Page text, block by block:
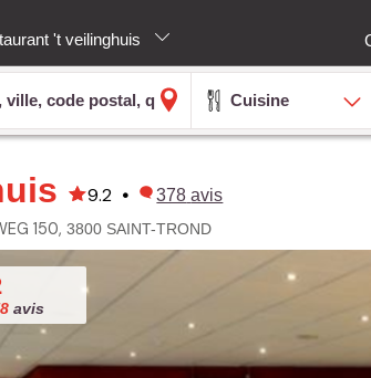
't veilinghuis
Cuisine
9.2 • 378 avis
150 3800 SAINT-TROND
avis